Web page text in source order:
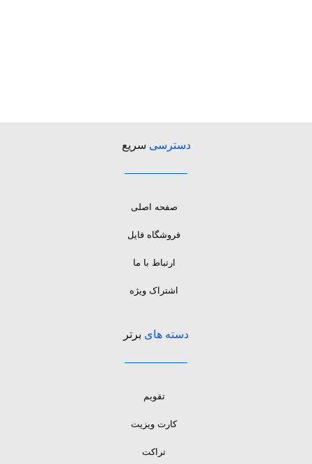
دسترسی سریع
صفحه اصلی
فروشگاه فایل
ارتباط با ما
اشتراک ویژه
دسته های برتر
تقویم
کارت ویزیت
تراکت